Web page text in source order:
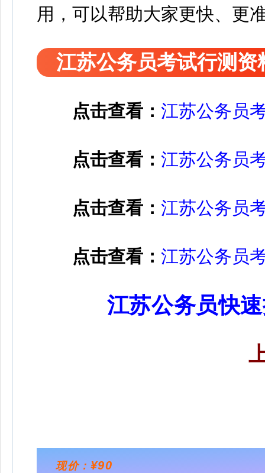
用，可以帮助大家更快、更
江苏公务员考试行测资
点击查看： 江苏公务员
点击查看： 江苏公务员
点击查看： 江苏公务员
点击查看： 江苏公务员
江苏公务员快
现价： ¥90